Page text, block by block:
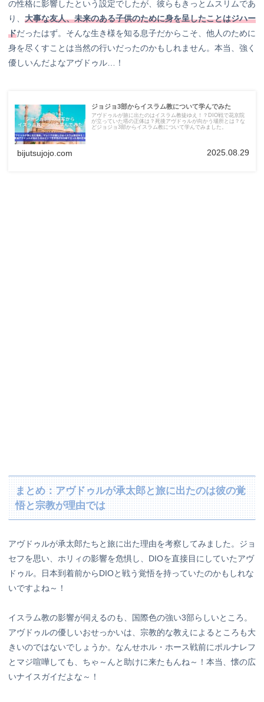
の性格に影響したという設定でしたが、彼らもきっとムスリムであ
り、 大事な友人、未来のある子供のために身を呈したことはジハー
ドだったはず。そんな生き様を知る息子だからこそ、他人のために
身を尽くすことは当然の行いだったのかもしれません。本当、強く
優しいんだよなアヴドゥル…！
ジョジョ3部からイスラム教について学んでみた
アヴドゥルが旅に出たのはイスラム教徒ゆえ！？DIO戦で花京院
が立っていた塔の正体は？死後アヴドゥルが向かう場所とは？な
どジョジョ3部からイスラム教について学んでみました。
bijutsujojo.com 2025.08.29
まとめ：アヴドゥルが承太郎と旅に出たのは彼の覚
悟と宗教が理由では
アヴドゥルが承太郎たちと旅に出た理由を考察してみました。ジョ
セフを思い、ホリィの影響を危惧し、DIOを直接目にしていたアヴ
ドゥル。日本到着前からDIOと戦う覚悟を持っていたのかもしれな
いですよね～！
イスラム教の影響が伺えるのも、国際色の強い3部らしいところ。
アヴドゥルの優しいおせっかいは、宗教的な教えによるところも大
きいのではないでしょうか。なんせホル・ホース戦前にポルナレフ
とマジ喧嘩しても、ちゃ～んと助けに来たもんね～！本当、懐の広
いナイスガイだよな～！